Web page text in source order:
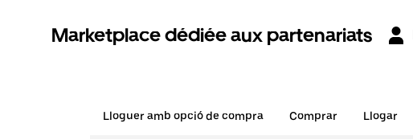
Marketplace dédiée aux partenariats
Lloguer amb opció de compra Comprar Llogar